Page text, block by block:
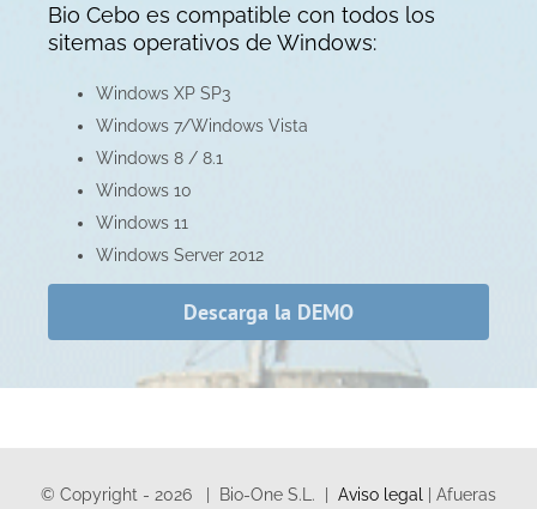
Bio Cebo es compatible con todos los
sitemas operativos de Windows:
Windows XP SP3
Windows 7/Windows Vista
Windows 8 / 8.1
Windows 10
Windows 11
Windows Server 2012
Descarga la DEMO
© Copyright - 2026 | Bio-One S.L. | Aviso legal | Afueras